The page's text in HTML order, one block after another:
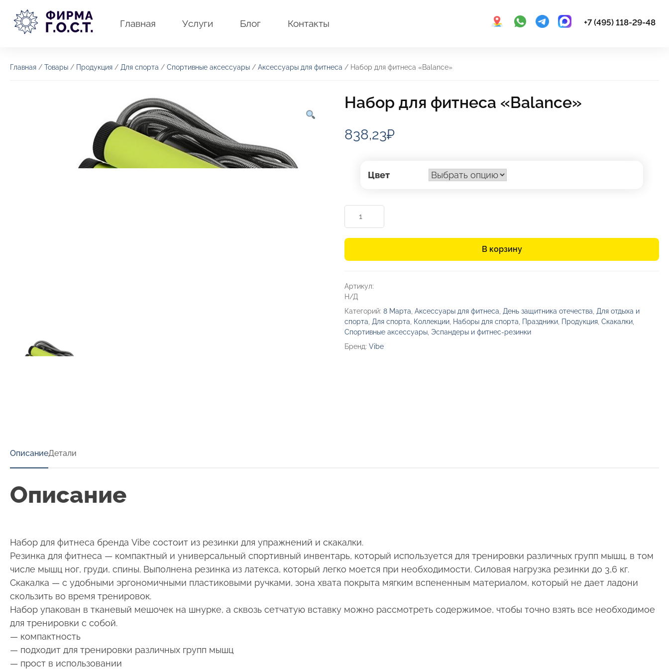
содержимому
Главная Услуги Блог Контакты +7 (495) 118-29-48
Главная / Товары / Продукция / Для спорта / Спортивные аксессуары / Аксессуары для фитнеса / Набор для фитнеса «Balance»
Набор для фитнеса «Balance»
838,23₽
Цвет
товара
Набор
В корзину
Артикул:
Н/Д
Категорий: 8 Марта Аксессуары для фитнеса День защитника отечества Для отдыха и
спорта Для спорта Коллекции Наборы для спорта Праздники Продукция Скакалки
Спортивные аксессуары Эспандеры и фитнес-резинки
Бренд: Vibe
ОписаниеДетали
Описание
Набор для фитнеса бренда Vibe состоит из резинки для упражнений и скакалки.
Резинка для фитнеса — компактный и универсальный спортивный инвентарь, который используется для тренировки различных групп мышц, в том
числе мышц ног, груди, спины. Выполнена резинка из латекса, который легко моется при необходимости. Силовая нагрузка резинки до 3,6 кг.
Скакалка — с удобными эргономичными пластиковыми ручками, зона хвата покрыта мягким вспененным материалом, который не дает ладони
скользить во время тренировок.
Набор упакован в тканевый мешочек на шнурке, а сквозь сетчатую вставку можно рассмотреть содержимое, чтобы точно взять все необходимое
для тренировки с собой.
— компактность
— подходит для тренировки различных групп мышц
— прост в использовании